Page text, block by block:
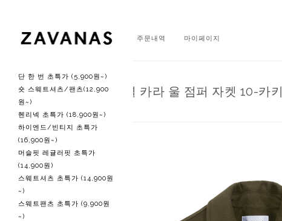
회원가입 로그인 주문내역 마이페이지
단 한 번 초특가 (5,900원~)
숏 스웨트셔츠/팬츠(12,900
원~)
헨리넥 초특가 (18,900원~)
하이엔드/빈티지 초특가
(16,900원~)
머슬핏 레귤러핏 초특가
(14,900원)
스웨트셔츠 초특가 (14,900원
~)
스웨트팬츠 초특가 (9,900원
~)
미니멀 에센셜 카라 울 점퍼 자켓 10-카키